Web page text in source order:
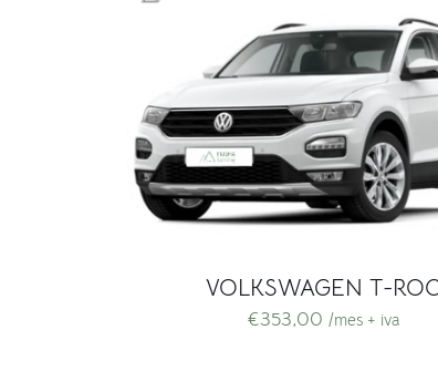
VOLKSWAGEN T-
€353,00 /mes + iva